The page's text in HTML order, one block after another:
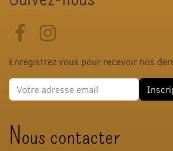
FacebookInstagram
Enregistrez vous pour recevoir nos
Adresse e-mail
Nous contacter